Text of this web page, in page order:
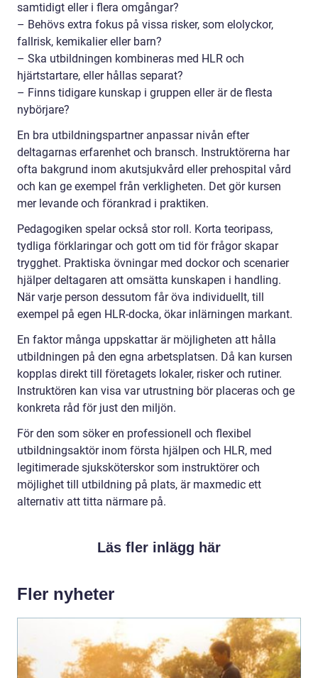
samtidigt eller i flera omgångar?
– Behövs extra fokus på vissa risker, som elolyckor,
fallrisk, kemikalier eller barn?
– Ska utbildningen kombineras med HLR och
hjärtstartare, eller hållas separat?
– Finns tidigare kunskap i gruppen eller är de flesta
nybörjare?
En bra utbildningspartner anpassar nivån efter
deltagarnas erfarenhet och bransch. Instruktörerna har
ofta bakgrund inom akutsjukvård eller prehospital vård
och kan ge exempel från verkligheten. Det gör kursen
mer levande och förankrad i praktiken.
Pedagogiken spelar också stor roll. Korta teoripass,
tydliga förklaringar och gott om tid för frågor skapar
trygghet. Praktiska övningar med dockor och scenarier
hjälper deltagaren att omsätta kunskapen i handling.
När varje person dessutom får öva individuellt, till
exempel på egen HLR-docka, ökar inlärningen markant.
En faktor många uppskattar är möjligheten att hålla
utbildningen på den egna arbetsplatsen. Då kan kursen
kopplas direkt till företagets lokaler, risker och rutiner.
Instruktören kan visa var utrustning bör placeras och ge
konkreta råd för just den miljön.
För den som söker en professionell och flexibel
utbildningsaktör inom första hjälpen och HLR, med
legitimerade sjuksköterskor som instruktörer och
möjlighet till utbildning på plats, är maxmedic ett
alternativ att titta närmare på.
Läs fler inlägg här
Fler nyheter